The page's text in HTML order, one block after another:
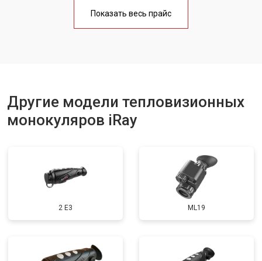
Показать весь прайс
Другие модели тепловизионных
монокуляров iRay
2 E3 ML19